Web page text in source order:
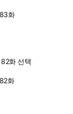
화
화 선택
화